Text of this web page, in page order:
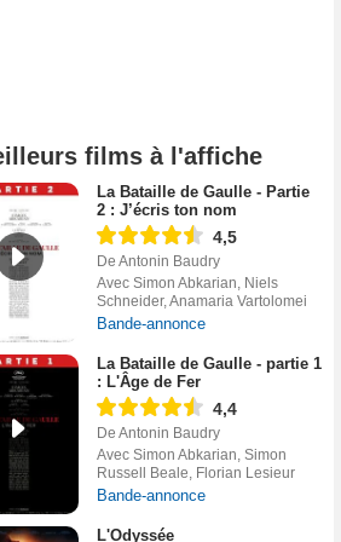
films à l'affiche
La Bataille de Gaulle - Partie
2 : J’écris ton nom
4,5
De Antonin Baudry
Avec Simon Abkarian, Niels
Schneider, Anamaria Vartolomei
Bande-annonce
La Bataille de Gaulle - partie 1
: L'Âge de Fer
4,4
De Antonin Baudry
Avec Simon Abkarian, Simon
Russell Beale, Florian Lesieur
Bande-annonce
L'Odyssée